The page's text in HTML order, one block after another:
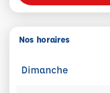
Nos horaires
Dimanche